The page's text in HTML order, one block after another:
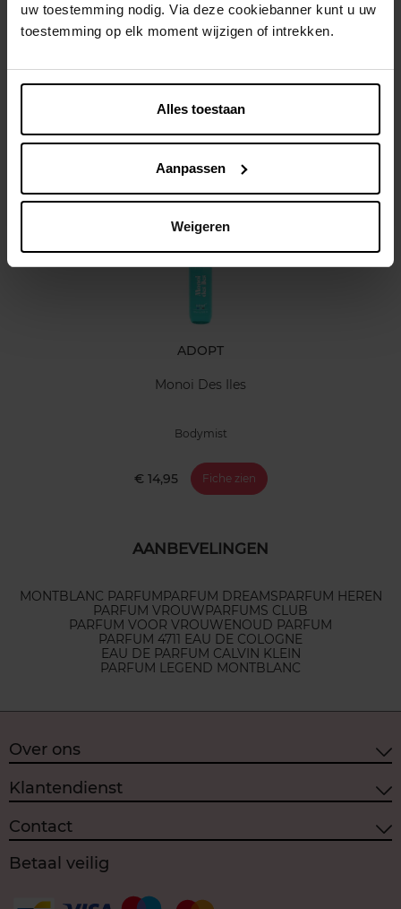
uw toestemming nodig. Via deze cookiebanner kunt u uw
toestemming op elk moment wijzigen of intrekken.
Alles toestaan
Aanpassen
Weigeren
Beschrijving
Klantereview
Nog iets vergeten ?
ADOPT
Monoi Des Iles
Bodymist
€ 14,95 Fiche zien
AANBEVELINGEN
MONTBLANC PARFUMPARFUM DREAMSPARFUM HEREN
PARFUM VROUWPARFUMS CLUB
PARFUM VOOR VROUWENOUD PARFUM
PARFUM 4711 EAU DE COLOGNE
EAU DE PARFUM CALVIN KLEIN
PARFUM LEGEND MONTBLANC
Over ons
Klantendienst
Contact
Betaal veilig